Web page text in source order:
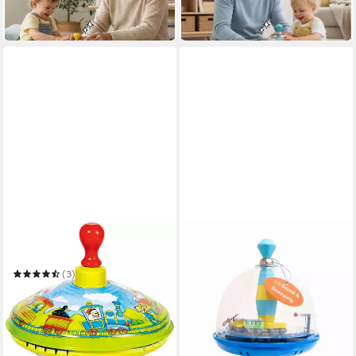
34,99 €
in 2-3 Werktagen bei dir
-14%
in 2-3 Werktagen bei dir
Brummkreisel Zug
(3)
ab 15,22 € UVP19,50 €
-22%
in 2-3 Werktagen bei dir